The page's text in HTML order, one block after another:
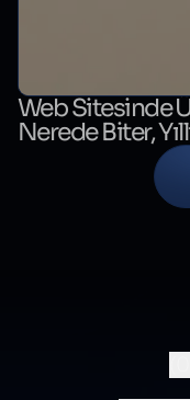
Web Sitesinde
Nerede Biter,
Nerede Başlar?